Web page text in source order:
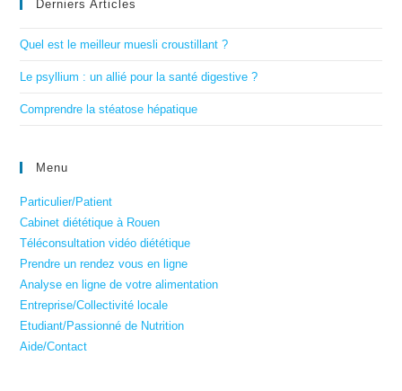
Derniers Articles
Quel est le meilleur muesli croustillant ?
Le psyllium : un allié pour la santé digestive ?
Comprendre la stéatose hépatique
Menu
Particulier/Patient
Cabinet diététique à Rouen
Téléconsultation vidéo diététique
Prendre un rendez vous en ligne
Analyse en ligne de votre alimentation
Entreprise/Collectivité locale
Etudiant/Passionné de Nutrition
Aide/Contact